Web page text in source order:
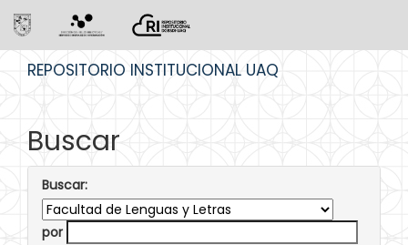
REPOSITORIO INSTITUCIONAL UAQ
Buscar
Buscar:
por